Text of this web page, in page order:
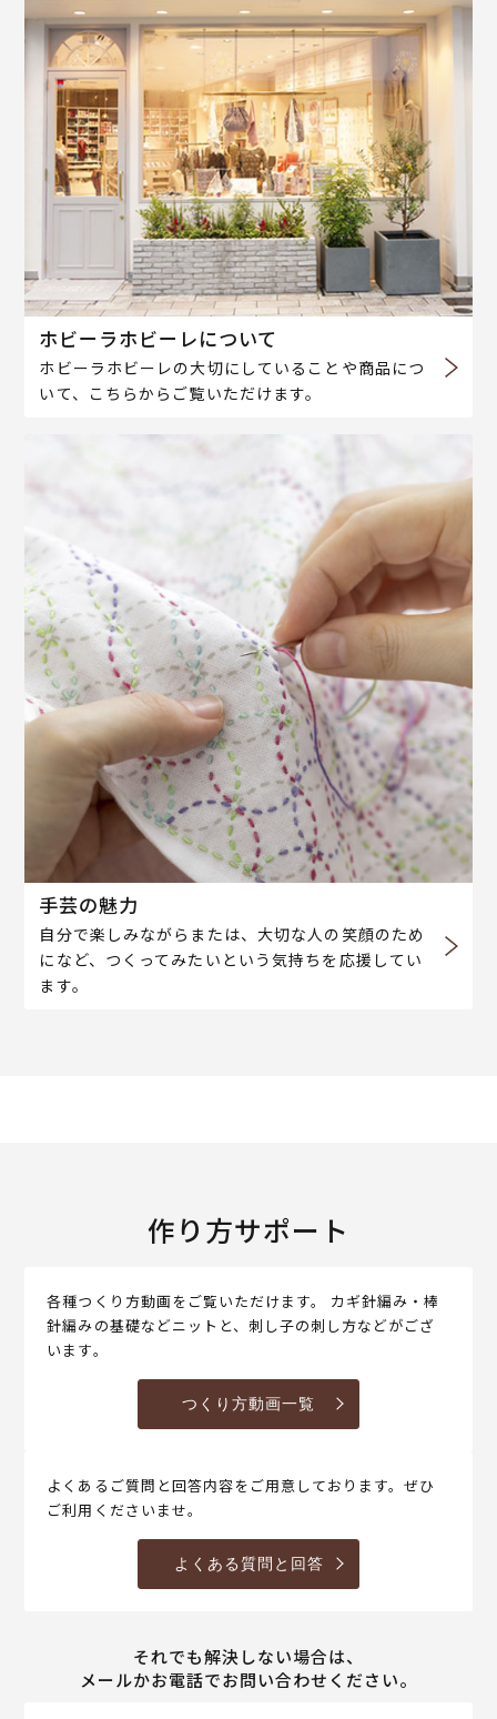
ホビーラホビーレについて
ホビーラホビーレの大切にしていることや商品につ
いて、こちらからご覧いただけます。
手芸の魅力
自分で楽しみながらまたは、大切な人の笑顔のため
になど、つくってみたいという気持ちを応援してい
ます。
作り方サポート
各種つくり方動画をご覧いただけます。 カギ針編み・棒
針編みの基礎などニットと、刺し子の刺し方などがござ
います。
つくり方動画一覧
よくあるご質問と回答内容をご用意しております。ぜひ
ご利用くださいませ。
よくある質問と回答
それでも解決しない場合は、
メールかお電話でお問い合わせください。